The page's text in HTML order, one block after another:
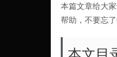
本篇文章给大
帮助，不要忘了